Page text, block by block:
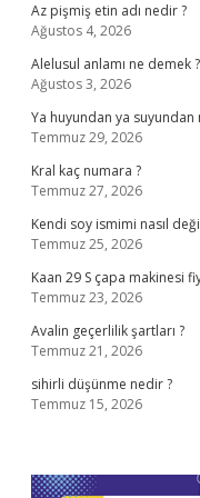
Az pişmiş etin adı nedir ?
Ağustos 4, 2026
Alelusul anlamı ne demek ?
Ağustos 3, 2026
Ya huyundan ya suyundan
Temmuz 29, 2026
Kral kaç numara ?
Temmuz 27, 2026
Kendi soy ismimi nasıl
Temmuz 25, 2026
Kaan 29 S çapa makinesi
Temmuz 23, 2026
Avalin geçerlilik şartları ?
Temmuz 21, 2026
sihirli düşünme nedir ?
Temmuz 15, 2026